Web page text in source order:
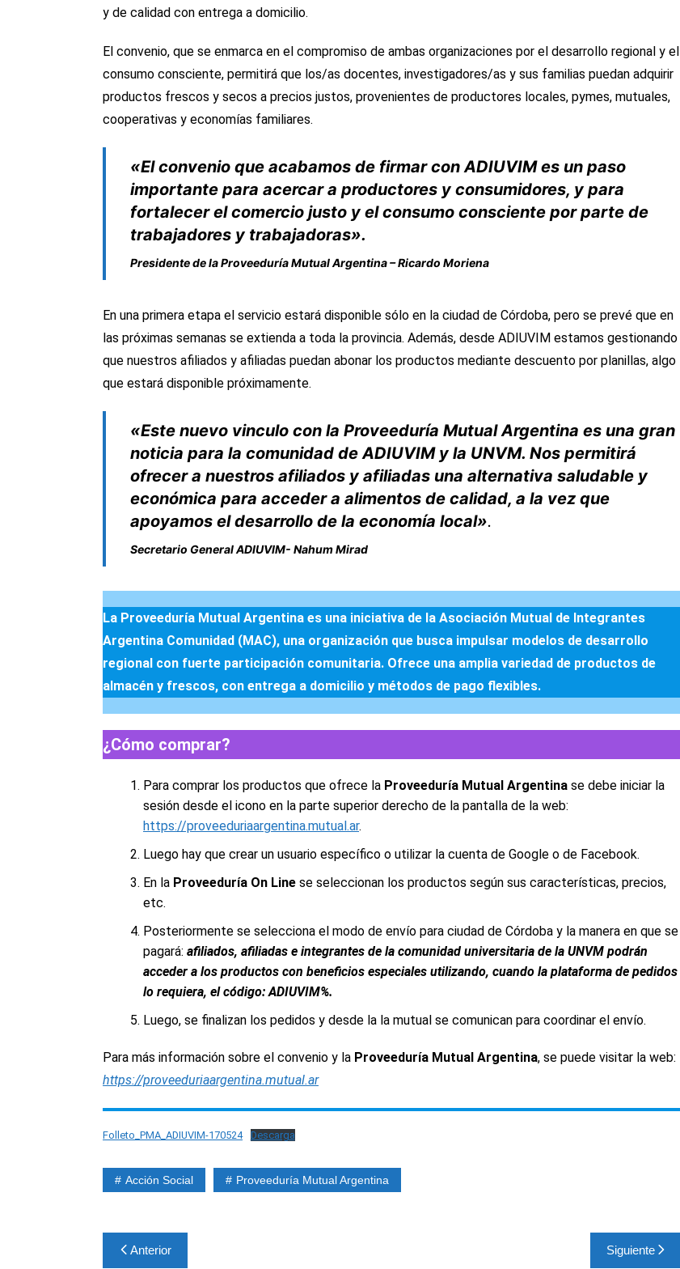
y de calidad con entrega a domicilio.
El convenio, que se enmarca en el compromiso de ambas organizaciones por el desarrollo regional y el
consumo consciente, permitirá que los/as docentes, investigadores/as y sus familias puedan adquirir
productos frescos y secos a precios justos, provenientes de productores locales, pymes, mutuales,
cooperativas y economías familiares.
«El convenio que acabamos de firmar con ADIUVIM es un paso
importante para acercar a productores y consumidores, y para
fortalecer el comercio justo y el consumo consciente por parte de
trabajadores y trabajadoras».
Presidente de la Proveeduría Mutual Argentina – Ricardo Moriena
En una primera etapa el servicio estará disponible sólo en la ciudad de Córdoba, pero se prevé que en
las próximas semanas se extienda a toda la provincia. Además, desde ADIUVIM estamos gestionando
que nuestros afiliados y afiliadas puedan abonar los productos mediante descuento por planillas, algo
que estará disponible próximamente.
«Este nuevo vinculo con la Proveeduría Mutual Argentina es una gran
noticia para la comunidad de ADIUVIM y la UNVM. Nos permitirá
ofrecer a nuestros afiliados y afiliadas una alternativa saludable y
económica para acceder a alimentos de calidad, a la vez que
apoyamos el desarrollo de la economía local».
Secretario General ADIUVIM- Nahum Mirad
La Proveeduría Mutual Argentina es una iniciativa de la Asociación Mutual de Integrantes
Argentina Comunidad (MAC), una organización que busca impulsar modelos de desarrollo
regional con fuerte participación comunitaria. Ofrece una amplia variedad de productos de
almacén y frescos, con entrega a domicilio y métodos de pago flexibles.
¿Cómo comprar?
Para comprar los productos que ofrece la Proveeduría Mutual Argentina se debe iniciar la
sesión desde el icono en la parte superior derecho de la pantalla de la web:
https://proveeduriaargentina.mutual.ar.
Luego hay que crear un usuario específico o utilizar la cuenta de Google o de Facebook.
En la Proveeduría On Line se seleccionan los productos según sus características, precios,
etc.
Posteriormente se selecciona el modo de envío para ciudad de Córdoba y la manera en que se
pagará: afiliados, afiliadas e integrantes de la comunidad universitaria de la UNVM podrán
acceder a los productos con beneficios especiales utilizando, cuando la plataforma de pedidos
lo requiera, el código: ADIUVIM%.
Luego, se finalizan los pedidos y desde la la mutual se comunican para coordinar el envío.
Para más información sobre el convenio y la Proveeduría Mutual Argentina, se puede visitar la web:
https://proveeduriaargentina.mutual.ar
Folleto_PMA_ADIUVIM-170524 Descarga
Acción Social Proveeduría Mutual Argentina
Navegación
Anterior Siguiente